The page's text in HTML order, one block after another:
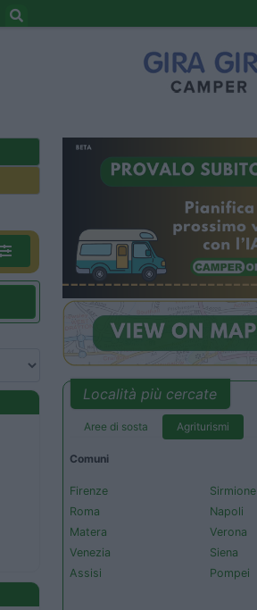
Località più cercate
Aree di sosta Agriturismi
Comuni
Firenze
Roma
Matera
Venezia
Assisi
Sirmione
Napoli
Verona
Siena
Pompei